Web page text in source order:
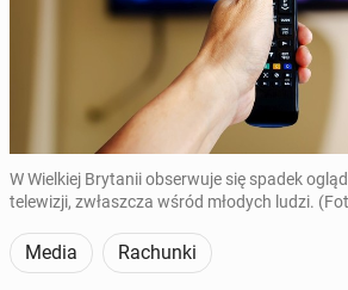
W Wielkiej Brytanii obserwuje się spadek
telewizji, zwłaszcza wśród młodych ludzi.
Media Rachunki